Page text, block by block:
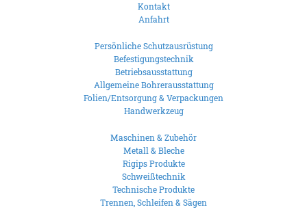
Kontakt
Anfahrt
Persönliche Schutzausrüstung
Befestigungstechnik
Betriebsausstattung
Allgemeine Bohrerausstattung
Folien/Entsorgung & Verpackungen
Handwerkzeug
Maschinen & Zubehör
Metall & Bleche
Rigips Produkte
Schweißtechnik
Technische Produkte
Trennen, Schleifen & Sägen